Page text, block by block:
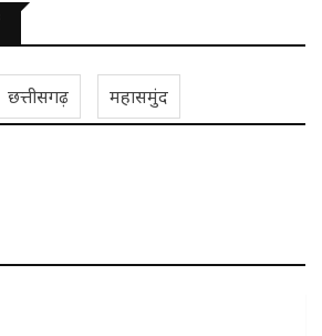
छत्तीसगढ़ महासमुंद